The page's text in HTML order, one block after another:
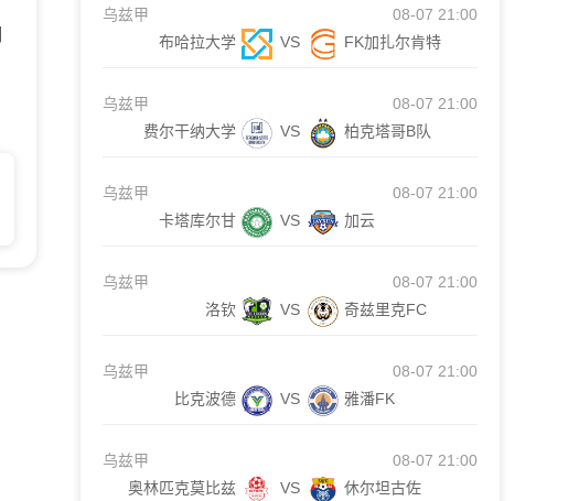
乌兹甲
08-07 21:00
布哈拉大学
VS FK加扎尔肯特
乌兹甲
08-07 21:00
费尔干纳大学
VS 柏克塔哥B队
乌兹甲
08-07 21:00
卡塔库尔甘
VS 加云
乌兹甲
08-07 21:00
洛钦
VS 奇兹里克FC
乌兹甲
08-07 21:00
比克波德
VS 雅潘FK
乌兹甲
08-07 21:00
奥林匹克莫比兹
VS 休尔坦古佐